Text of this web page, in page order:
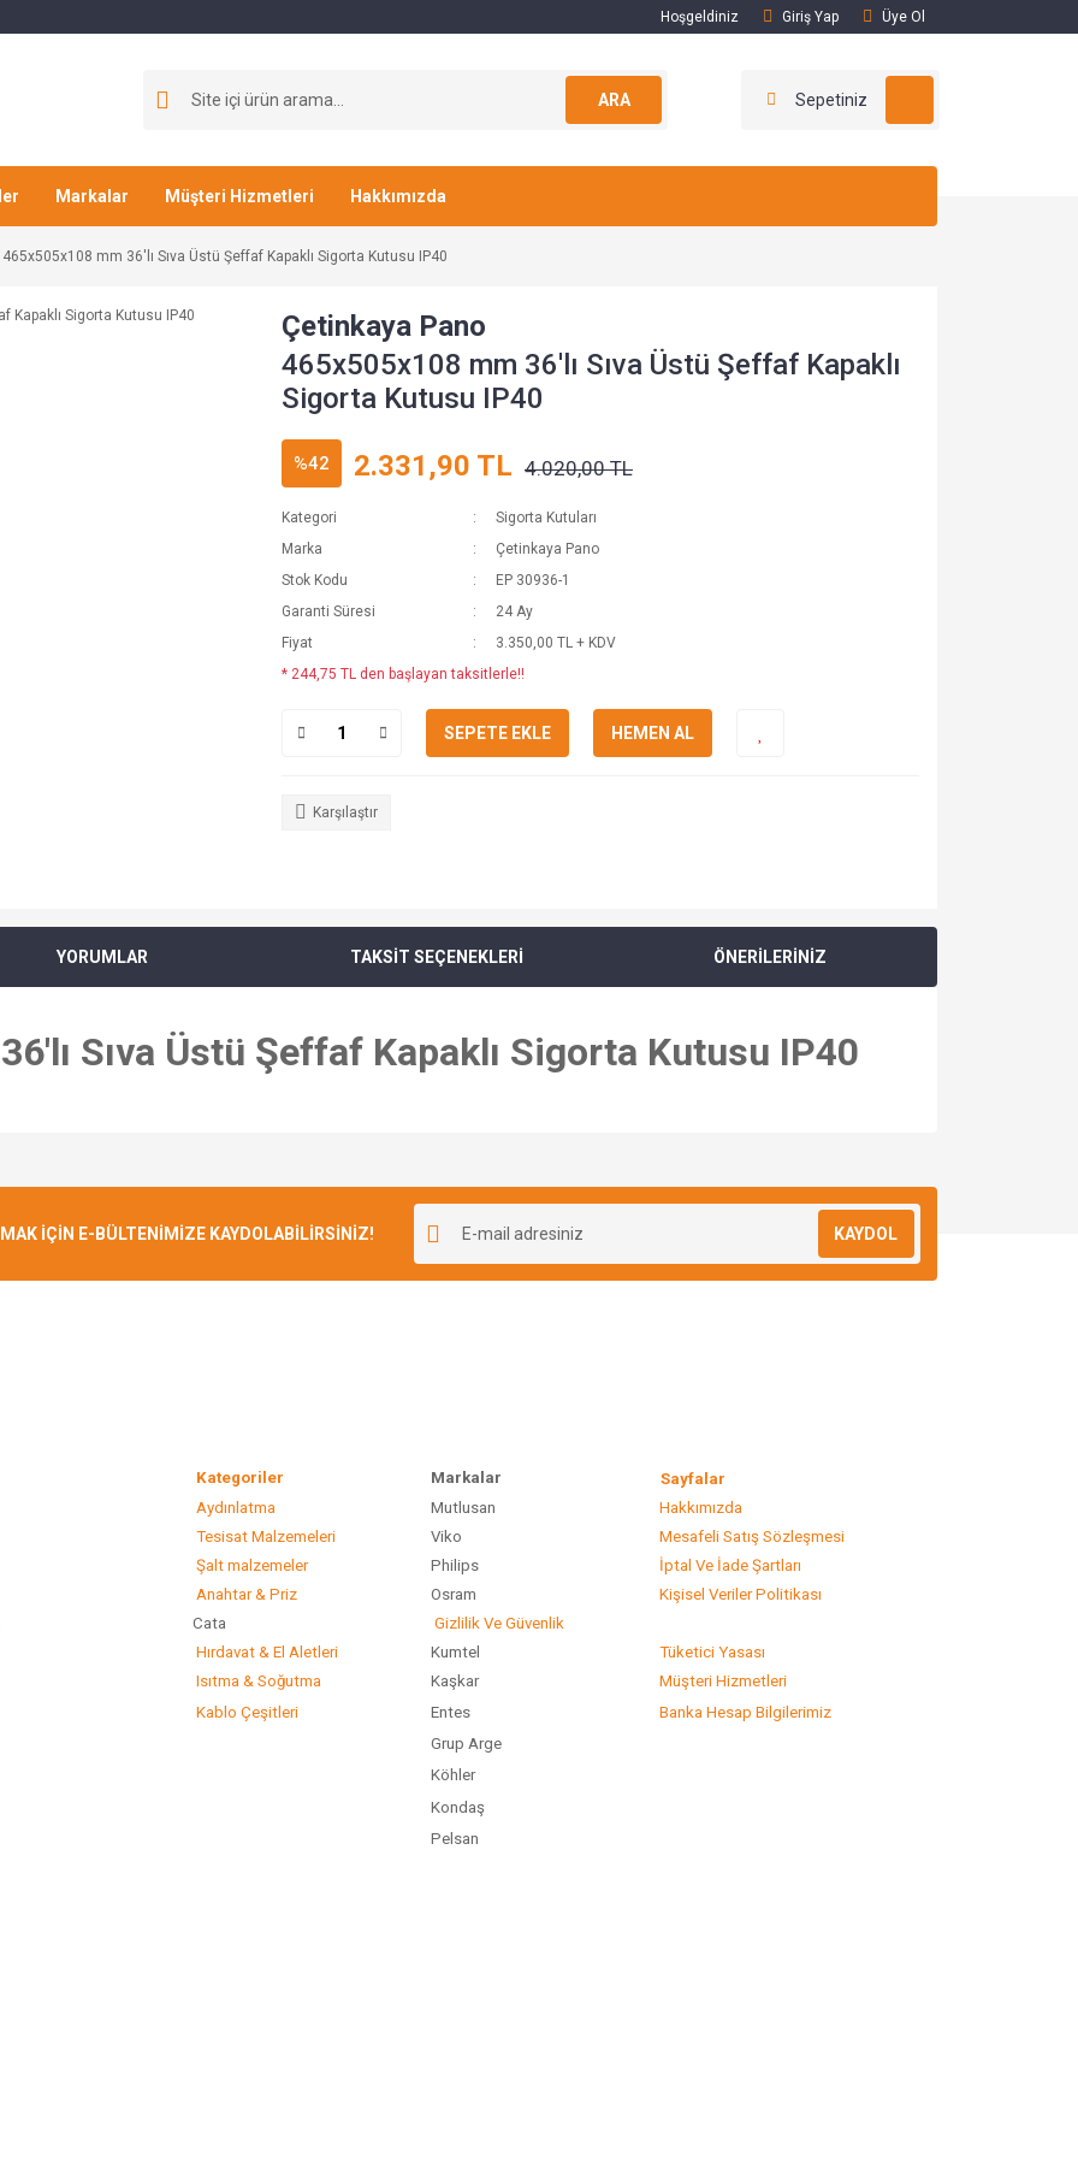
Hoşgeldiniz Giriş Yap Üye Ol
ARA Sepetiniz
Markalar Müşteri Hizmetleri Hakkımızda
465x505x108 mm 36'lı Sıva Üstü Şeffaf Kapaklı Sigorta Kutusu IP40
Çetinkaya Pano
465x505x108 mm 36'lı Sıva Üstü Şeffaf Kapaklı
Sigorta Kutusu IP40
%42 2.331,90 TL 4.020,00 TL
Kategori
Sigorta Kutuları
Marka
Çetinkaya Pano
Stok Kodu
EP 30936-1
Garanti Süresi
24 Ay
Fiyat
3.350,00 TL + KDV
* 244,75 TL den başlayan taksitlerle!!
SEPETE EKLE HEMEN AL
Karşılaştır
YORUMLAR TAKSİT SEÇENEKLERİ ÖNERİLERİNİZ
Sıva Üstü Şeffaf Kapaklı Sigorta Kutusu IP40
İÇİN E-BÜLTENİMİZE KAYDOLABİLİRSİNİZ! KAYDOL
Kategoriler Markalar Sayfalar
Aydınlatma Mutlusan Hakkımızda
Tesisat Malzemeleri Viko Mesafeli Satış Sözleşmesi
Şalt malzemeler Philips İptal Ve İade Şartları
Anahtar & Priz Osram Kişisel Veriler Politikası
Cata
Gizlilik Ve Güvenlik
Hırdavat & El Aletleri
Kumtel Tüketici Yasası
Isıtma & Soğutma Kaşkar
Müşteri Hizmetleri
Kablo Çeşitleri
Entes
Banka Hesap Bilgilerimiz
Grup Arge
Köhler
Kondaş
Pelsan